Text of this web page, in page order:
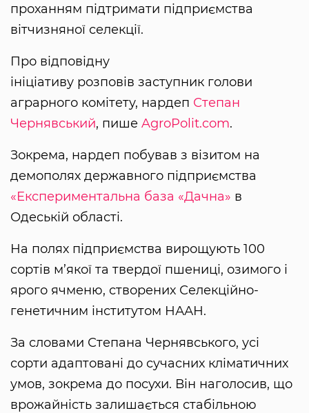
проханням підтримати підприємства
вітчизняної селекції.
Про відповідну
ініціативу розповів заступник голови
аграрного комітету, нардеп Степан
Чернявський, пише AgroPolit.com.
Зокрема, нардеп побував з візитом на
демополях державного підприємства
«Експериментальна база «Дачна» в
Одеській області.
На полях підприємства вирощують 100
сортів м’якої та твердої пшениці, озимого і
ярого ячменю, створених Селекційно-
генетичним інститутом НААН.
За словами Степана Чернявського, усі
сорти адаптовані до сучасних кліматичних
умов, зокрема до посухи. Він наголосив, що
врожайність залишається стабільною